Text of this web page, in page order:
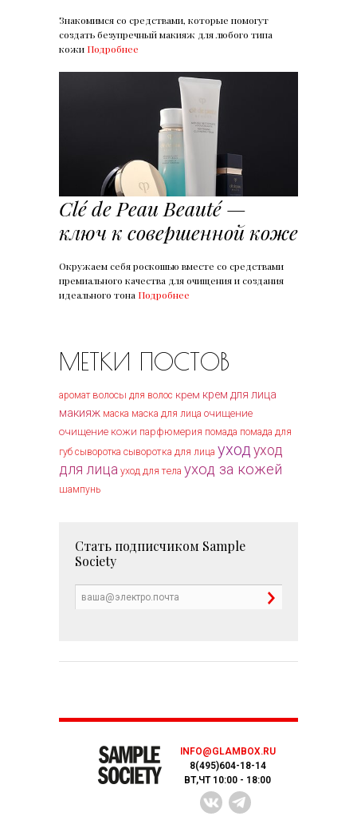
Знакомимся со средствами, которые помогут
создать безупречный макияж для любого типа
кожи Подробнее
Clé de Peau Beauté —
ключ к совершенной коже
Окружаем себя роскошью вместе со средствами
премиального качества для очищения и создания
идеального тона Подробнее
МЕТКИ ПОСТОВ
аромат волосы для волос крем крем для лица
макияж маска маска для лица очищение
очищение кожи парфюмерия помада помада для
губ сыворотка сыворотка для лица уход уход
для лица уход для тела уход за кожей
шампунь
Стать подписчиком Sample
Society
INFO@GLAMBOX.RU
8(495)604-18-14
ВТ,ЧТ 10:00 - 18:00